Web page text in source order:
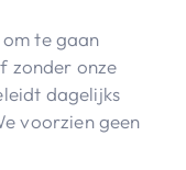
te gaan
zonder onze
dagelijks
voorzien geen